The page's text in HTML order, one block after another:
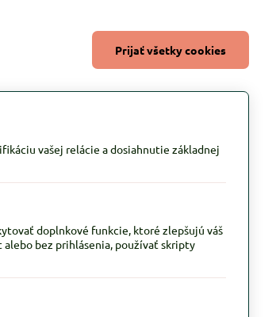
Prijať všetky cookies
vašej relácie a dosiahnutie základnej
doplnkové funkcie, ktoré zlepšujú váš
bez prihlásenia, používať skripty